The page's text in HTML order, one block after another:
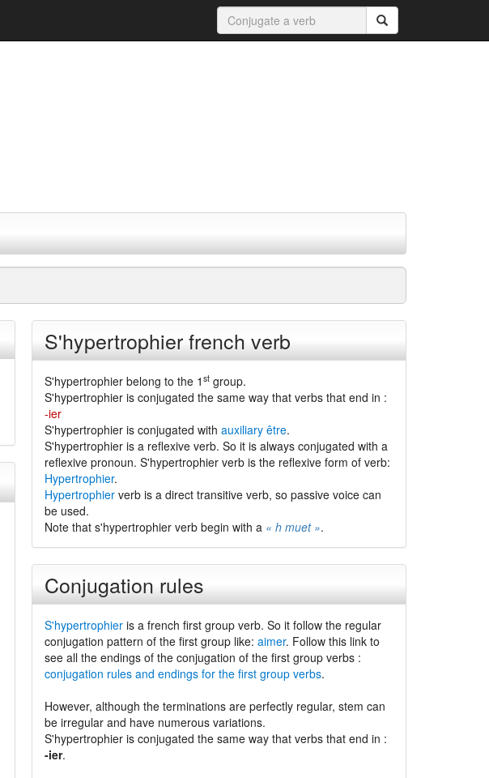
S'hypertrophier french verb
S'hypertrophier belong to the 1 stgroup.
S'hypertrophier is conjugated the same way that verbs that end in :
-ier
S'hypertrophier is conjugated with auxiliary être.
S'hypertrophier is a reflexive verb. So it is always conjugated with a
reflexive pronoun. S'hypertrophier verb is the reflexive form of verb:
Hypertrophier.
Hypertrophierverb is a direct transitive verb, so passive voice can
be used.
Note that s'hypertrophier verb begin with a « h muet ».
Conjugation rules
S'hypertrophieris a french first group verb. So it follow the regular
conjugation pattern of the first group like: aimer. Follow this link to
see all the endings of the conjugation of the first group verbs :
conjugation rules and endings for the first group verbs.
However, although the terminations are perfectly regular, stem can
be irregular and have numerous variations.
S'hypertrophier is conjugated the same way that verbs that end in :
-ier.